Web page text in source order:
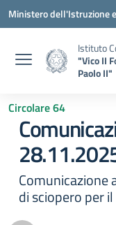
Vai ai contenuti
Vai al menu di navigazione
Vai al footer
Ministero dell'Istruzione
Istituto
"Vico II
Paolo II"
Circolare 64
Comunicazione
di sciopero per